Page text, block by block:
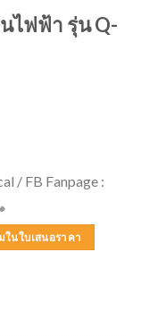
ไฟฟ้า รุ่น Q-
/ FB Fanpage :
Q-AURA (เฉพาะเตียง
ในใบเสนอราคา